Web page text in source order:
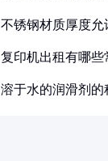
不锈钢材质厚度允
复印机出租有哪些
溶于水的润滑剂的